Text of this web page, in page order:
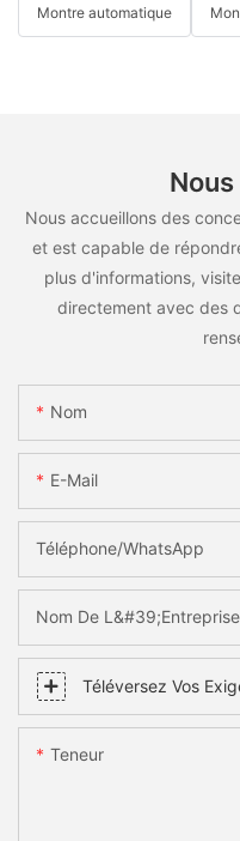
Montre automatique
Nous accueillons des
et est capable de
plus d'informations,
directement avec des
Nom
E-Mail
Téléphone/WhatsApp
Nom De L&#39;entreprise
Téléversez Vos
Teneur